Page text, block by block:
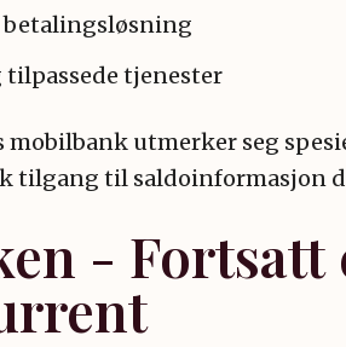
tilpassede tjenester
mobilbank utmerker seg
tilgang til saldoinformasjon
- Fortsatt